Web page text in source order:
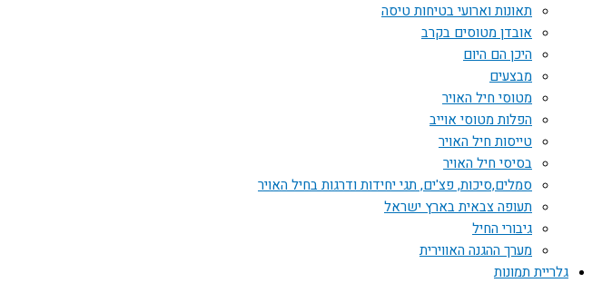
תאונות וארועי בטיחות טיסה
אובדן מטוסים בקרב
היכן הם היום
מבצעים
מטוסי חיל האויר
הפלות מטוסי אוייב
טייסות חיל האויר
בסיסי חיל האויר
סמלים,סיכות, פצ'ים, תגי יחידות ודרגות בחיל האויר
תעופה צבאית בארץ ישראל
גיבורי החיל
מערך ההגנה האווירית
גלריית תמונות